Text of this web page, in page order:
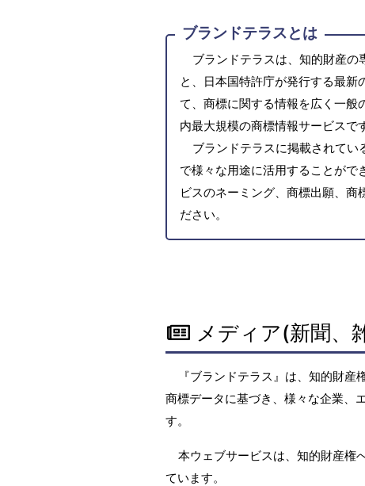
ブランドテラスとは
ブランドテラスは、知的財産の
と、日本国特許庁が発行する最新
て、商標に関する情報を広く一般
内最大規模の商標情報サービスで
ブランドテラスに掲載されて
で様々な用途に活用することがで
ビスのネーミング、商標出願、商
ださい。
メディア(新聞、
『ブランドテラス』は、知的財
商標データに基づき、様々な企業、
す。
本ウェブサービスは、知的財産権
ています。